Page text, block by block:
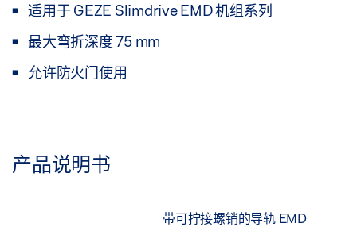
适用于 GEZE Slimdrive EMD 机组系列
最大弯折深度 75 mm
允许防火门使用
产品说明书
带可拧接螺销的导轨 EMD